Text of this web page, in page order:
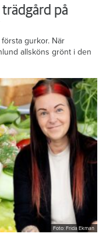
trädgård på
gurkor. När
allsköns grönt i den
Foto: Frida Ekman